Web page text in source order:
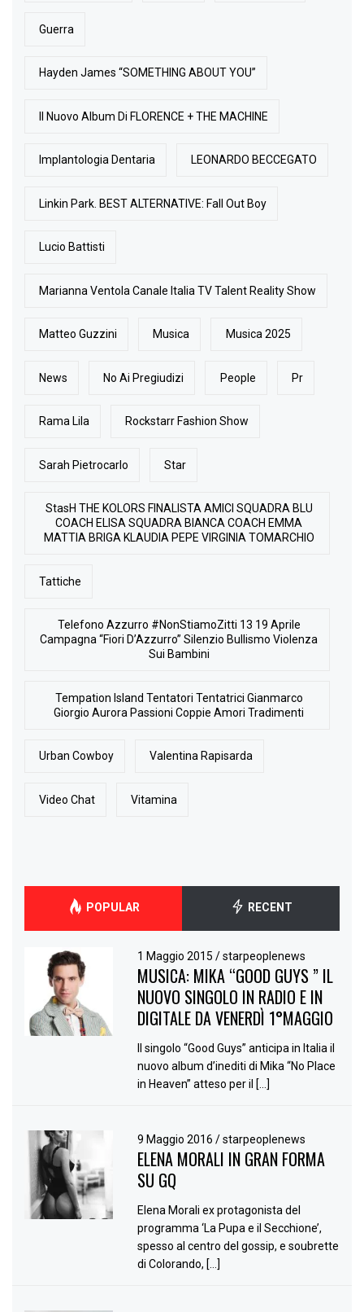
Guerra
Hayden James “SOMETHING ABOUT YOU”
Il Nuovo Album Di FLORENCE + THE MACHINE
Implantologia Dentaria LEONARDO BECCEGATO
Linkin Park. BEST ALTERNATIVE: Fall Out Boy
Lucio Battisti
Marianna Ventola Canale Italia TV Talent Reality Show
Matteo Guzzini Musica Musica 2025
News No Ai Pregiudizi People Pr
Rama Lila Rockstarr Fashion Show
Sarah Pietrocarlo Star
StasH THE KOLORS FINALISTA AMICI SQUADRA BLU
COACH ELISA SQUADRA BIANCA COACH EMMA
MATTIA BRIGA KLAUDIA PEPE VIRGINIA TOMARCHIO
Tattiche
Telefono Azzurro #NonStiamoZitti 13 19 Aprile
Campagna “Fiori D’Azzurro” Silenzio Bullismo Violenza
Sui Bambini
Tempation Island Tentatori Tentatrici Gianmarco
Giorgio Aurora Passioni Coppie Amori Tradimenti
Urban Cowboy Valentina Rapisarda
Video Chat Vitamina
POPULAR RECENT
1 Maggio 2015/ starpeoplenews
MUSICA: MIKA “GOOD GUYS ” IL
NUOVO SINGOLO IN RADIO E IN
DIGITALE DA VENERDÌ 1°MAGGIO
Il singolo “Good Guys” anticipa in Italia il
nuovo album d’inediti di Mika “No Place
in Heaven” atteso per il […]
9 Maggio 2016/ starpeoplenews
ELENA MORALI IN GRAN FORMA
SU GQ
Elena Morali ex protagonista del
programma ‘La Pupa e il Secchione’,
spesso al centro del gossip, e soubrette
di Colorando, […]